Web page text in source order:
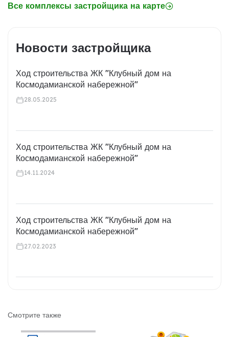
Все комплексы застройщика на карте
Новости застройщика
Ход строительства ЖК "Клубный дом на
Космодамианской набережной"
28.05.2025
Ход строительства ЖК "Клубный дом на
Космодамианской набережной"
14.11.2024
Ход строительства ЖК "Клубный дом на
Космодамианской набережной"
27.02.2023
Смотрите также